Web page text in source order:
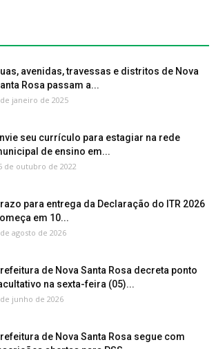
avenidas, travessas e distritos de Nova
Rosa passam a...
janeiro de 2025
seu currículo para estagiar na rede
de ensino em...
de outubro de 2022
para entrega da Declaração do ITR 2026
em 10...
agosto de 2026
de Nova Santa Rosa decreta ponto
na sexta-feira (05)...
junho de 2026
de Nova Santa Rosa segue com